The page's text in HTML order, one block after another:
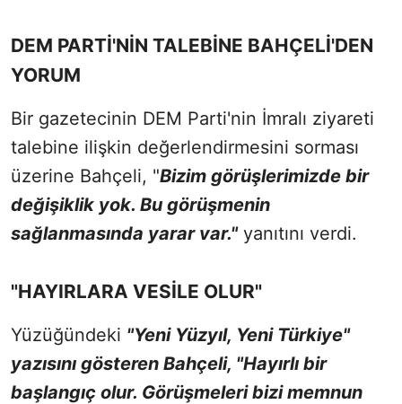
DEM PARTİ'NİN TALEBİNE BAHÇELİ'DEN
YORUM
Bir gazetecinin DEM Parti'nin İmralı ziyareti
talebine ilişkin değerlendirmesini sorması
üzerine Bahçeli, "Bizim görüşlerimizde bir
değişiklik yok. Bu görüşmenin
sağlanmasında yarar var."yanıtını verdi.
"HAYIRLARA VESİLE OLUR"
Yüzüğündeki "Yeni Yüzyıl, Yeni Türkiye"
yazısını gösteren Bahçeli, "Hayırlı bir
başlangıç olur. Görüşmeleri bizi memnun